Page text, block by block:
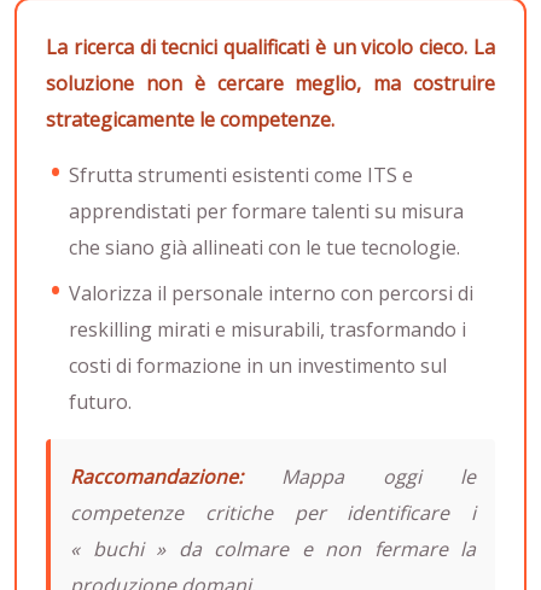
La ricerca di tecnici qualificati è un vicolo cieco. La
soluzione non è cercare meglio, ma costruire
strategicamente le competenze.
Sfrutta strumenti esistenti come ITS e
apprendistati per formare talenti su misura
che siano già allineati con le tue tecnologie.
Valorizza il personale interno con percorsi di
reskilling mirati e misurabili, trasformando i
costi di formazione in un investimento sul
futuro.
Raccomandazione:Mappa oggi le
competenze critiche per identificare i
« buchi » da colmare e non fermare la